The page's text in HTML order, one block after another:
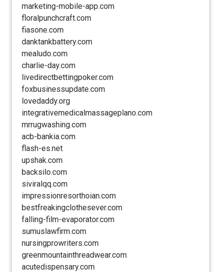
marketing-mobile-app.com
floralpunchcraft.com
fiasone.com
danktankbattery.com
mealudo.com
charlie-day.com
livedirectbettingpoker.com
foxbusinessupdate.com
lovedaddy.org
integrativemedicalmassageplano.com
mrrugwashing.com
acb-bankia.com
flash-es.net
upshak.com
backsilo.com
siviralqq.com
impressionresorthoian.com
bestfreakingclothesever.com
falling-film-evaporator.com
sumuslawfirm.com
nursingprowriters.com
greenmountainthreadwear.com
acutedispensary.com